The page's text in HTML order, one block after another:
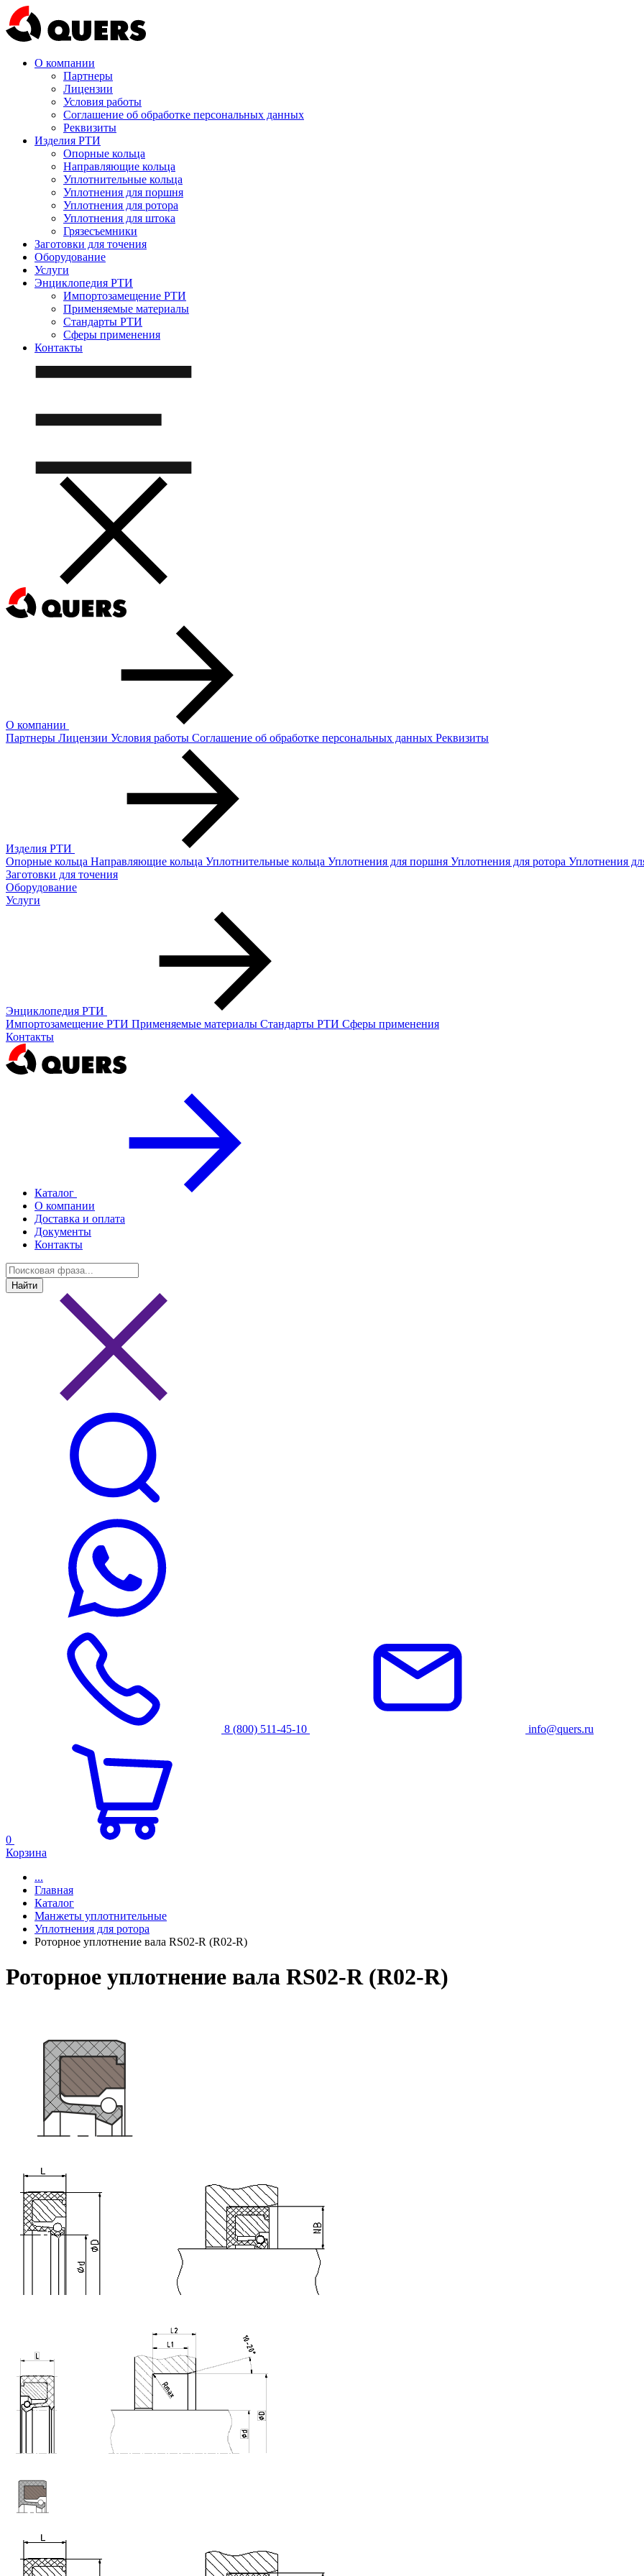
О компании
Партнеры
Лицензии
Условия работы
Соглашение об обработке персональных данных
Реквизиты
Изделия РТИ
Опорные кольца
Направляющие кольца
Уплотнительные кольца
Уплотнения для поршня
Уплотнения для ротора
Уплотнения для штока
Грязесъемники
Заготовки для точения
Оборудование
Услуги
Энциклопедия РТИ
Импортозамещение РТИ
Применяемые материалы
Стандарты РТИ
Сферы применения
Контакты
О компании
Партнеры Лицензии Условия работы Соглашение об обработке персональных данных Реквизиты
Изделия РТИ
Опорные кольца Направляющие кольца Уплотнительные кольца Уплотнения для поршня Уплотнения для ротора Уплотнения
Заготовки для точения
Оборудование
Услуги
Энциклопедия РТИ
Импортозамещение РТИ Применяемые материалы Стандарты РТИ Сферы применения
Контакты
Каталог
О компании
Доставка и оплата
Документы
Контакты
Найти
8 (800) 511-45-10 info@quers.ru
0
Корзина
...
Главная
Каталог
Манжеты уплотнительные
Уплотнения для ротора
Роторное уплотнение вала RS02-R (R02-R)
Роторное уплотнение вала RS02-R (R02-R)